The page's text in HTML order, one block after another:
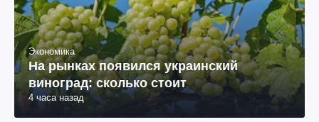
Экономика
На рынках появился украинский
виноград: сколько стоит
4 часа назад